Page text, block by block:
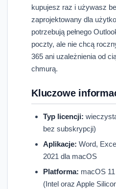
kupujesz raz i używasz
zaprojektowany dla
potrzebują pełnego
poczty, ale nie chcą
365 ani uzależnienia od
chmurą.
Kluczowe
Typ licencji:
bez subskrypcji)
Aplikacje: Word,
2021 dla macOS
Platforma: macOS
(Intel oraz Apple